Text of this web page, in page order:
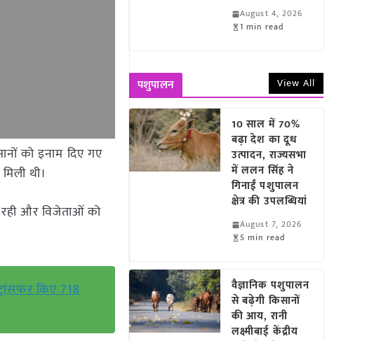
को इनाम दिए गए
थी।
और विजेताओं को
किए 718
August 4, 2026
1 min read
पशुपालन View All
10 साल में 70%
बढ़ा देश का दूध
उत्पादन, राज्यसभा
में ललन सिंह ने
गिनाईं पशुपालन
क्षेत्र की उपलब्धियां
August 7, 2026
5 min read
वैज्ञानिक पशुपालन
से बढ़ेगी किसानों
की आय, रानी
लक्ष्मीबाई केंद्रीय